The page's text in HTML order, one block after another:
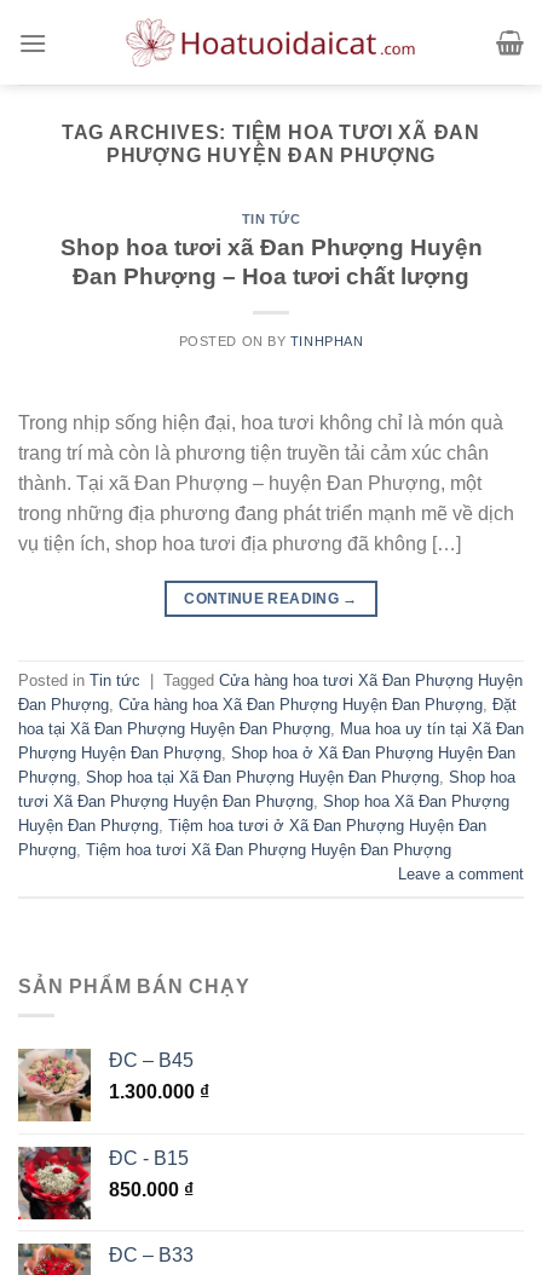
TAG ARCHIVES:TIỆM HOA TƯƠI XÃ ĐAN
PHƯỢNG HUYỆN ĐAN PHƯỢNG
TIN TỨC
Shop hoa tươi xã Đan Phượng Huyện
Đan Phượng – Hoa tươi chất lượng
POSTED ON BY TINHPHAN
Trong nhịp sống hiện đại, hoa tươi không chỉ là món quà
trang trí mà còn là phương tiện truyền tải cảm xúc chân
thành. Tại xã Đan Phượng – huyện Đan Phượng, một
trong những địa phương đang phát triển mạnh mẽ về dịch
vụ tiện ích, shop hoa tươi địa phương đã không […]
CONTINUE READING →
Posted in Tin tức Tagged Cửa hàng hoa tươi Xã Đan Phượng Huyện
Đan Phượng Cửa hàng hoa Xã Đan Phượng Huyện Đan Phượng Đặt
hoa tại Xã Đan Phượng Huyện Đan Phượng
Mua hoa uy tín tại Xã Đan
Phượng Huyện Đan Phượng Shop hoa ở Xã Đan Phượng Huyện Đan
Phượng Shop hoa tại Xã Đan Phượng Huyện Đan Phượng Shop hoa
tươi Xã Đan Phượng Huyện Đan Phượng Shop hoa Xã Đan Phượng
Huyện Đan Phượng Tiệm hoa tươi ở Xã Đan Phượng Huyện Đan
Phượng Tiệm hoa tươi Xã Đan Phượng Huyện Đan Phượng
Leave a comment
SẢN PHẨM BÁN CHẠY
ĐC – B45
1.300.000 ₫
ĐC - B15
850.000 ₫
ĐC – B33